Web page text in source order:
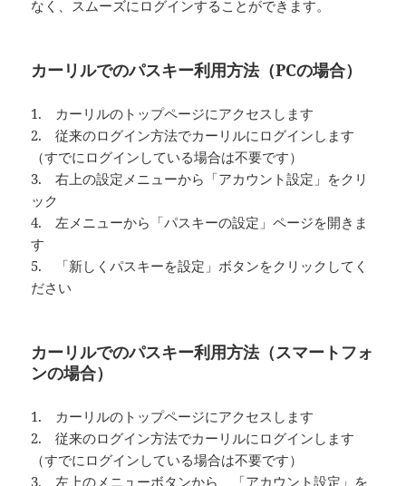
なく、スムーズにログインすることができます。
カーリルでのパスキー利用方法（PCの場合）
1. カーリルのトップページにアクセスします
2. 従来のログイン方法でカーリルにログインします
（すでにログインしている場合は不要です）
3. 右上の設定メニューから「アカウント設定」をクリ
ック
4. 左メニューから「パスキーの設定」ページを開きま
す
5. 「新しくパスキーを設定」ボタンをクリックしてく
ださい
カーリルでのパスキー利用方法（スマートフォ
ンの場合）
1. カーリルのトップページにアクセスします
2. 従来のログイン方法でカーリルにログインします
（すでにログインしている場合は不要です）
3. 左上のメニューボタンから、「アカウント設定」を